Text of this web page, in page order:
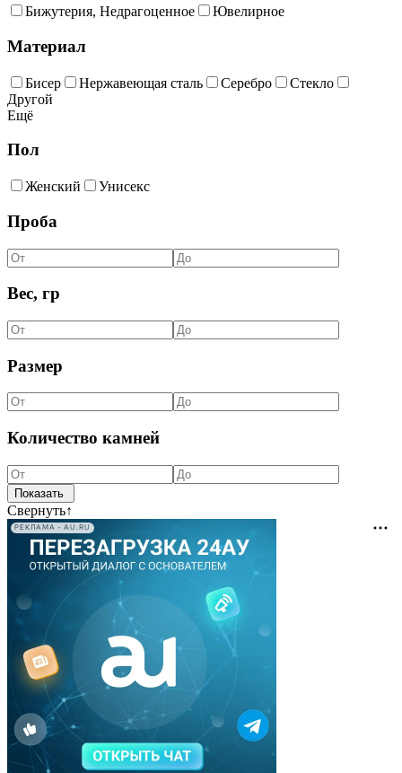
Бижутерия, Недрагоценное Ювелирное
Материал
Бисер Нержавеющая сталь Серебро
Стекло
Другой
Ещё
Пол
Женский Унисекс
Проба
Вес, гр
Размер
Количество камней
Свернуть↑
РЕКЛАМА • AU.RU